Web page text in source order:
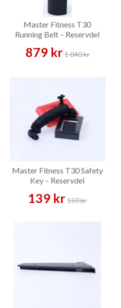
Master Fitness T30
Running Belt – Reservdel
879 kr1 040 kr
Master Fitness T30 Safety
Key – Reservdel
139 kr 150 kr